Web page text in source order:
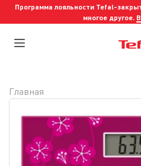
Программа лояльности Tefal-
многое другое.
Главная